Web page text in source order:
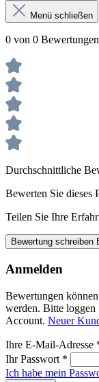
Menü schließen
0 von 0 Bewertungen
Durchschnittliche
Bewerten Sie dieses
Teilen Sie Ihre
Bewertung schreiben
Anmelden
Bewertungen
werden. Bitte loggen
Account. Neuer
Ihre E-Mail-Adresse
Ihr Passwort *
Ich habe mein